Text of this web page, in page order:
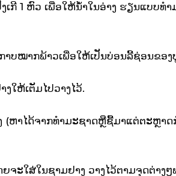
ເກີ 1 ຫົວ ເພື່ອໃຫ້ນ້ຳໃນອ່າງ ຮຽນແບບທ
າບໝາກພ້າວເພື່ອໃຫ້ເປັນບ່ອນລີ້ຊ່ອນຂອງ
ງໃຫ້ເຕັມໄປວາງໄວ້.
(ຫາໄດ້ຈາກທຳມະຊາດຫຼືຊື້ມາແຕ່ຕະຫຼາດ
ຈະໃສ່ໃນຊາມຢາງ ວາງໄວ້ຕາມຈຸດຕ່າງ